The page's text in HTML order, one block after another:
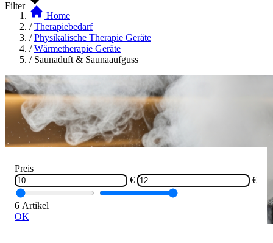
Filter
Preis
€
€
6 Artikel
OK
Home
/ Therapiebedarf
/ Physikalische Therapie Geräte
/ Wärmetherapie Geräte
/ Saunaduft & Saunaaufguss